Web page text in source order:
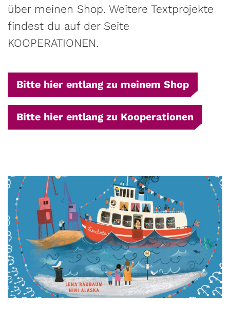
über meinen Shop. Weitere Textprojekte
findest du auf der Seite
KOOPERATIONEN.
Bitte hier entlang zu meinem Shop
Bitte hier entlang zu Kooperationen
Lust auf eine Vorschau?